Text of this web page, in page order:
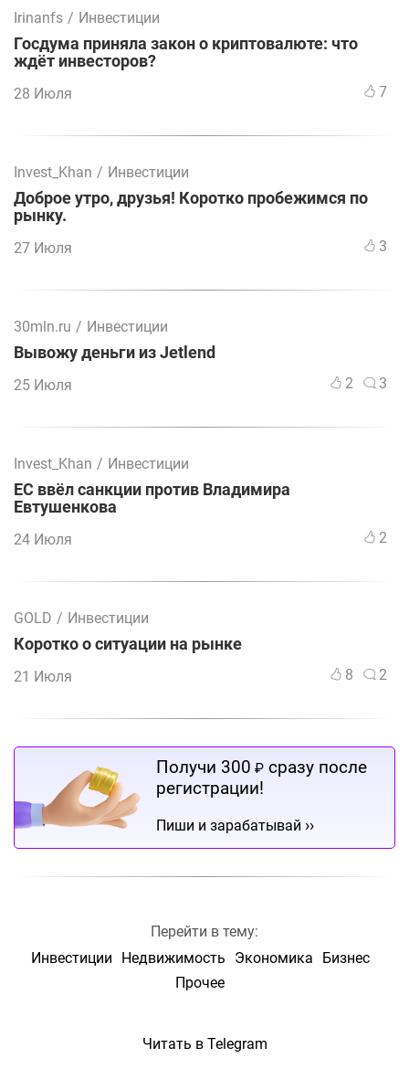
Irinanfs / Инвестиции
Госдума приняла закон о криптовалюте: что
ждёт инвесторов?
28 Июля 7
Invest_Khan / Инвестиции
Доброе утро, друзья! Коротко пробежимся по
рынку.
27 Июля 3
30mln.ru / Инвестиции
Вывожу деньги из Jetlend
25 Июля 2 3
Invest_Khan / Инвестиции
ЕС ввёл санкции против Владимира
Евтушенкова
24 Июля 2
GOLD / Инвестиции
Коротко о ситуации на рынке
21 Июля 8 2
Получи 300 ₽ сразу после
регистрации!
Пиши и зарабатывай ››
Перейти в тему:
Инвестиции
Недвижимость Экономика
Бизнес
Прочее
Читать в Telegram